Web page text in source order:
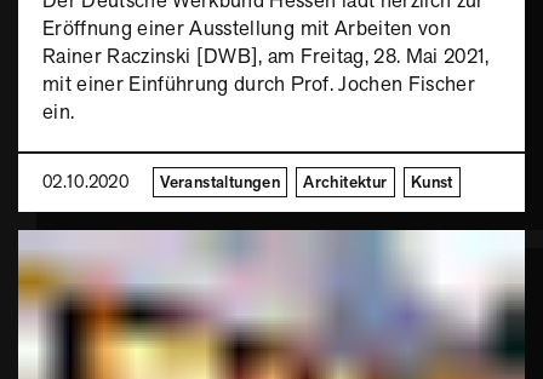
Eröffnung einer Ausstellung mit Arbeiten von
Rainer Raczinski [DWB], am Freitag, 28. Mai 2021,
mit einer Einführung durch Prof. Jochen Fischer
ein.
02.10.2020 Veranstaltungen Architektur Kunst